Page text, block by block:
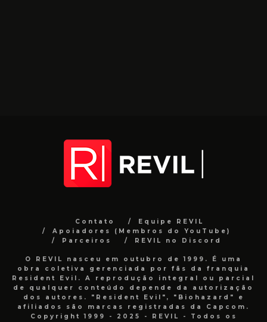
Contato
Equipe REVIL
Apoiadores (Membros do YouTube)
Parceiros
REVIL no Discord
O REVIL nasceu em outubro de 1999. É uma
obra coletiva gerenciada por fãs da franquia
Resident Evil. A reprodução integral ou parcial
de qualquer conteúdo depende da autorização
dos autores. "Resident Evil", "Biohazard" e
afiliados são marcas registradas da Capcom.
Copyright 1999 - 2025 - REVIL - Todos os